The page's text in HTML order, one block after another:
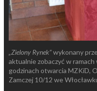
„Zielony Rynek”wykonany
aktualnie zobaczyć w ramach
godzinach otwarcia MZKiD,
Zamczej 10/12 we